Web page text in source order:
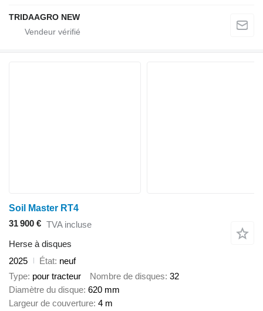
TRIDAAGRO NEW
Soil Master RT4
31 900 € TVA incluse
Herse à disques
2025
État neuf
Type pour tracteur Nombre de disques 32
Diamètre du disque 620 mm
Largeur de couverture 4 m